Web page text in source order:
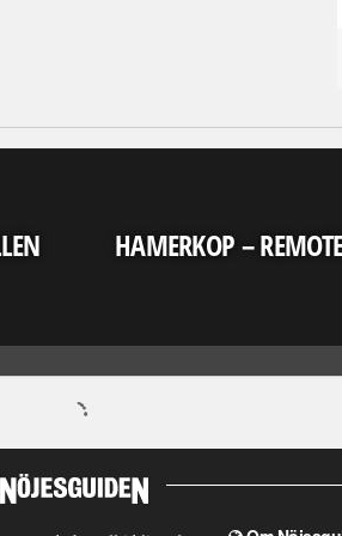
HAMERKOP –